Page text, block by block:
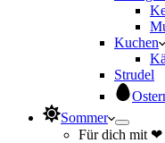
Kuchen
Strudel
Sommer
Für dich mit ❤